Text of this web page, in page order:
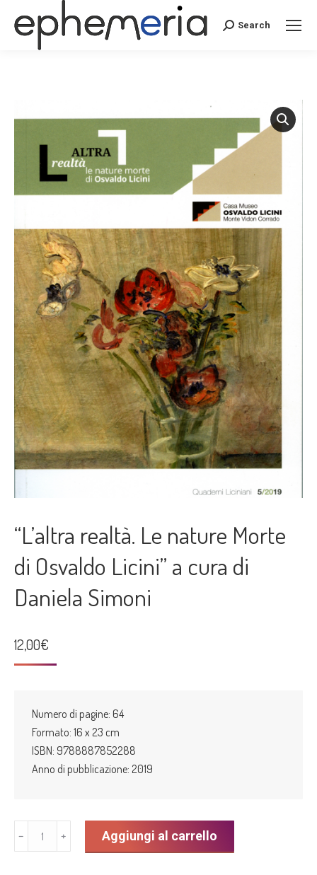
Search:Search
“L’altra realtà. Le nature Morte
di Osvaldo Licini” a cura di
Daniela Simoni
12,00€
Numero di pagine: 64
Formato: 16 x 23 cm
ISBN: 9788887852288
Anno di pubblicazione: 2019
realtà.
﹣ ﹢ Aggiungi al carrello